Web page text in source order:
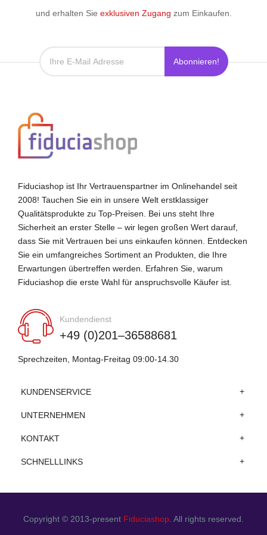
und erhalten Sie exklusiven Zugang zum Einkaufen.
Abonnieren!
Fiduciashop ist Ihr Vertrauenspartner im Onlinehandel seit
2008! Tauchen Sie ein in unsere Welt erstklassiger
Qualitätsprodukte zu Top-Preisen. Bei uns steht Ihre
Sicherheit an erster Stelle – wir legen großen Wert darauf,
dass Sie mit Vertrauen bei uns einkaufen können. Entdecken
Sie ein umfangreiches Sortiment an Produkten, die Ihre
Erwartungen übertreffen werden. Erfahren Sie, warum
Fiduciashop die erste Wahl für anspruchsvolle Käufer ist.
Kundendienst
+49 (0)201–36588681
Sprechzeiten, Montag-Freitag 09:00-14.30
KUNDENSERVICE
UNTERNEHMEN
KONTAKT
SCHNELLLINKS
Copyright © 2013-present Fiduciashop . All rights reserved.